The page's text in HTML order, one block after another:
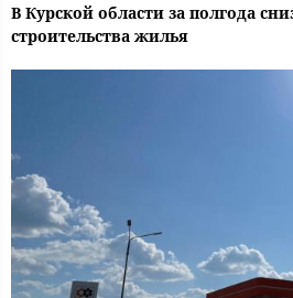
В Курской области за полгода
строительства жилья